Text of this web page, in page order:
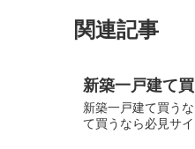
関連記事
新築一戸建て
新築一戸建て買う
て買うなら必見サ